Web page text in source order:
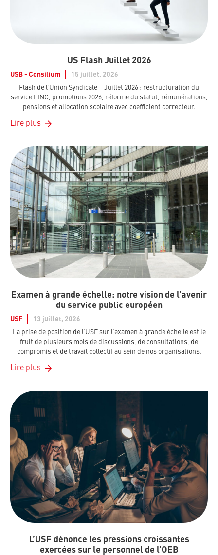
US Flash Juillet 2026
USB - Consilium
15 juillet, 2026
Flash de l’Union Syndicale – Juillet 2026 : restructuration du
service LING, promotions 2026, réforme du statut, rémunérations,
pensions et allocation scolaire avec coefficient correcteur.
Lire plus
Examen à grande échelle: notre vision de l’avenir
du service public européen
USF
13 juillet, 2026
La prise de position de l’USF sur l’examen à grande échelle est le
fruit de plusieurs mois de discussions, de consultations, de
compromis et de travail collectif au sein de nos organisations.
Lire plus
L’USF dénonce les pressions croissantes
exercées sur le personnel de l’OEB